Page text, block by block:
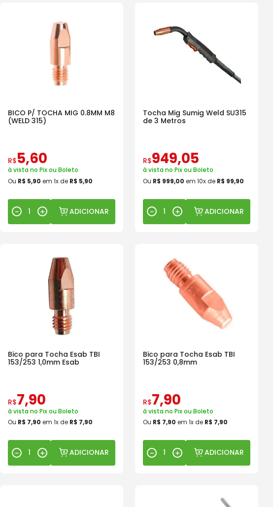
BICO P/ TOCHA MIG 0.8MM M8
(WELD 315)
R$5,60
à vista no Pix ou Boleto
Ou R$ 5,90 em 1x de R$ 5,90
＋
－ ADICIONAR
Tocha Mig Sumig Weld SU315
de 3 Metros
R$949,05
à vista no Pix ou Boleto
Ou R$ 999,00 em 10x de R$ 99,90
＋
－ ADICIONAR
Bico para Tocha Esab TBI
153/253 1,0mm Esab
R$7,90
à vista no Pix ou Boleto
Ou R$ 7,90 em 1x de R$ 7,90
＋
－ ADICIONAR
Bico para Tocha Esab TBI
153/253 0,8mm
R$7,90
à vista no Pix ou Boleto
Ou R$ 7,90 em 1x de R$ 7,90
＋
－ ADICIONAR